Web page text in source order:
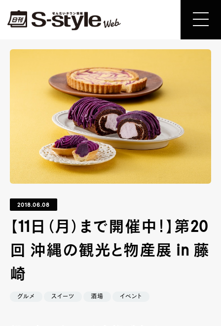
2018.06.08
【11日（月）まで開催中！】第20
回 沖縄の観光と物産展 in 藤
崎
グルメ スイーツ 酒場 イベント